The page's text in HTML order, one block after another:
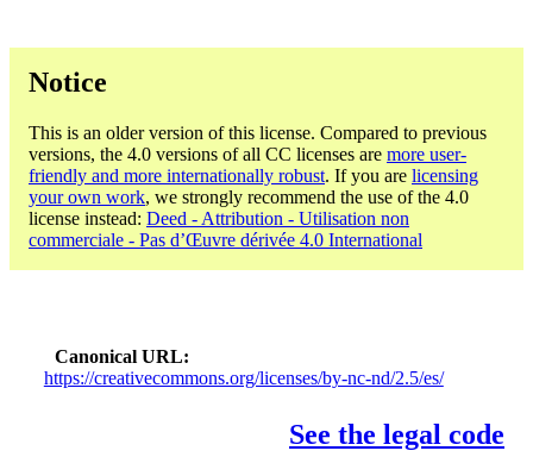
Notice
This is an older version of this license. Compared to previous
versions, the 4.0 versions of all CC licenses are more user-
friendly and more internationally robust. If you are licensing
your own work, we strongly recommend the use of the 4.0
license instead: Deed - Attribution - Utilisation non
commerciale - Pas d’Œuvre dérivée 4.0 International
Canonical URL
https://creativecommons.org/licenses/by-nc-nd/2.5/es/
See the legal code